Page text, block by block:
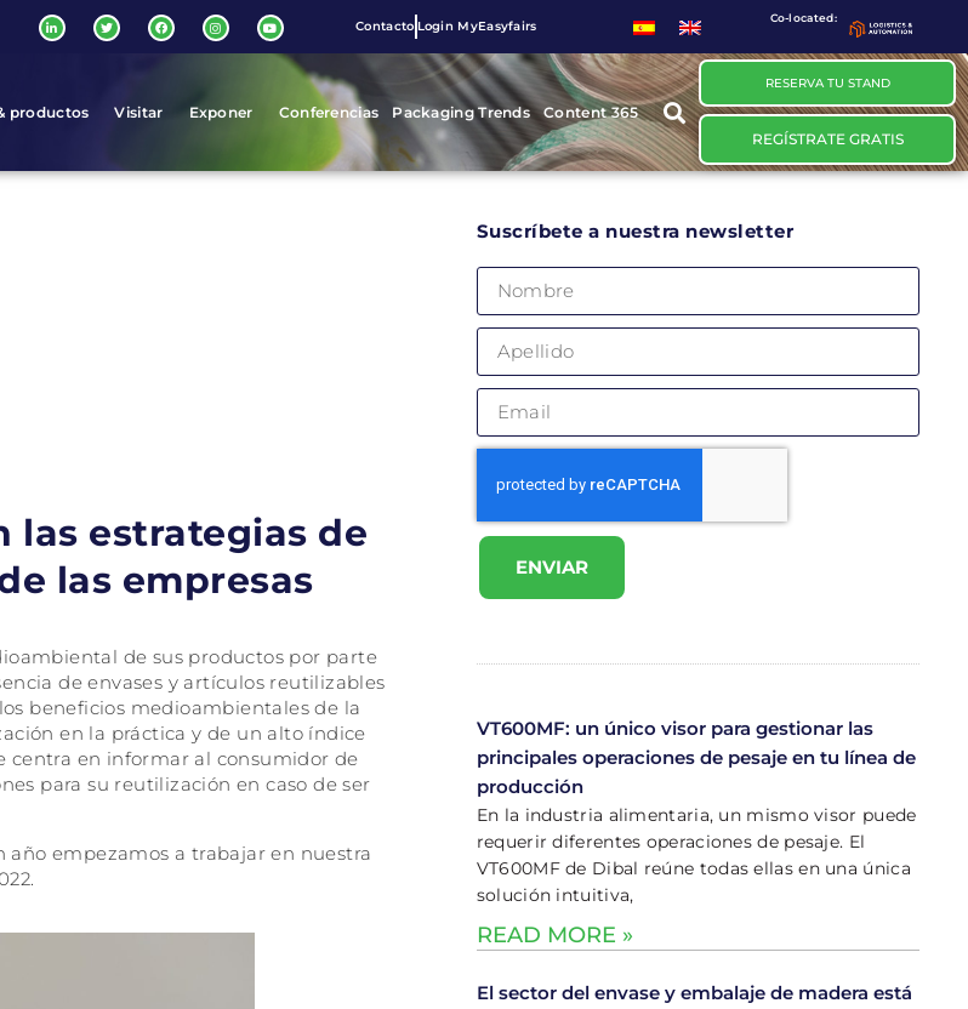
Contacto Login MyEasyfairs
Co-located:
productos Visitar Exponer Conferencias Packaging Trends Content 365
RESERVA TU STAND
REGÍSTRATE GRATIS
las estrategias de
las empresas
de sus productos por parte
de envases y artículos reutilizables
beneficios medioambientales de la
en la práctica y de un alto índice
centra en informar al consumidor de
para su reutilización en caso de ser
año empezamos a trabajar en nuestra
Suscríbete a nuestra newsletter
ENVIAR
VT600MF: un único visor para gestionar las
principales operaciones de pesaje en tu línea de
producción
En la industria alimentaria, un mismo visor puede
requerir diferentes operaciones de pesaje. El
VT600MF de Dibal reúne todas ellas en una única
solución intuitiva,
READ MORE »
El sector del envase y embalaje de madera está